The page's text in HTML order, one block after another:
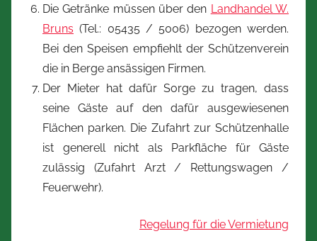
Die Getränke müssen über den Landhandel W.
Bruns (Tel.: 05435 / 5006) bezogen werden.
Bei den Speisen empfiehlt der Schützenverein
die in Berge ansässigen Firmen.
Der Mieter hat dafür Sorge zu tragen, dass
seine Gäste auf den dafür ausgewiesenen
Flächen parken. Die Zufahrt zur Schützenhalle
ist generell nicht als Parkfläche für Gäste
zulässig (Zufahrt Arzt / Rettungswagen /
Feuerwehr).
Regelung für die Vermietung